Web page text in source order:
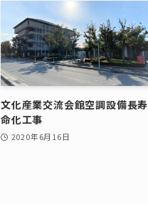
文化産業交流会館空調設備長寿
命化工事
2020年6月16日